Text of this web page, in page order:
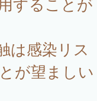
は感染リス
が望ましい